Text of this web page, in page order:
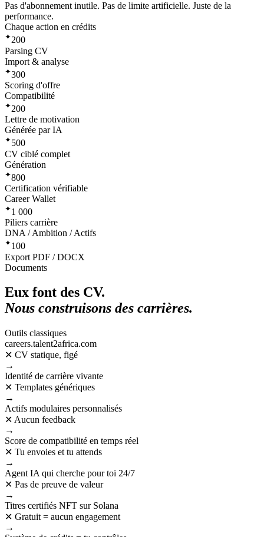
Pas d'abonnement inutile. Pas de limite artificielle. Juste de la
performance.
Chaque action en crédits
✦200
Parsing CV
Import & analyse
✦300
Scoring d'offre
Compatibilité
✦200
Lettre de motivation
Générée par IA
✦500
CV ciblé complet
Génération
✦800
Certification vérifiable
Career Wallet
✦1 000
Piliers carrière
DNA / Ambition / Actifs
✦100
Export PDF / DOCX
Documents
Eux font des CV.
Nous construisons des carrières.
Outils classiques
careers.talent2africa.com
✕ CV statique, figé
→
Identité de carrière vivante
✕ Templates génériques
→
Actifs modulaires personnalisés
✕ Aucun feedback
→
Score de compatibilité en temps réel
✕ Tu envoies et tu attends
→
Agent IA qui cherche pour toi 24/7
✕ Pas de preuve de valeur
→
Titres certifiés NFT sur Solana
✕ Gratuit = aucun engagement
→